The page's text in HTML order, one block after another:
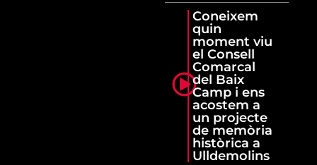
Coneixem
quin
moment viu
el Consell
Comarcal
del Baix
Camp i ens
acostem a
un projecte
de memòria
històrica a
Ulldemolins